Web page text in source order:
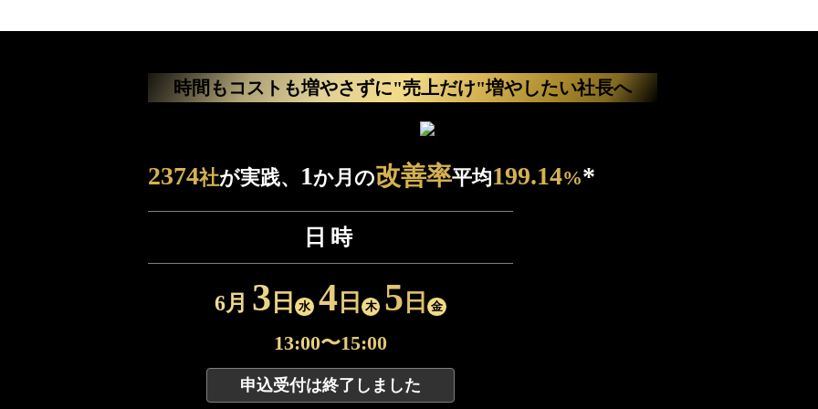
時間もコストも増やさずに"売上だけ"増やしたい社長へ
2374社が実践、 1か月の改善率平均199.14%*
日時
6月 3 日 水 4日 木 5 日 金
13:00〜15:00
申込受付は終了しました